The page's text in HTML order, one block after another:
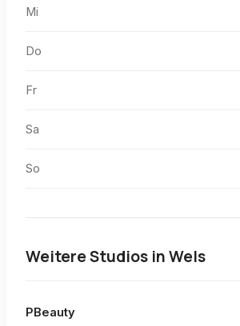
Mi
Do
Fr
Sa
So
Weitere Studios inWels
PBeauty